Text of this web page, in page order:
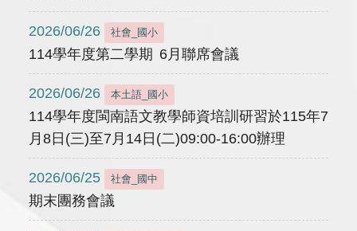
2026/06/26 社會_國小
114學年度第二學期 6月聯席會議
2026/06/26 本土語_國小
114學年度閩南語文教學師資培訓研習於115年7
月8日(三)至7月14日(二)09:00-16:00辦理
2026/06/25 社會_國中
期末團務會議